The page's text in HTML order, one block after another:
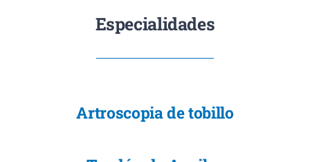
Especialidades
Artroscopia de tobillo